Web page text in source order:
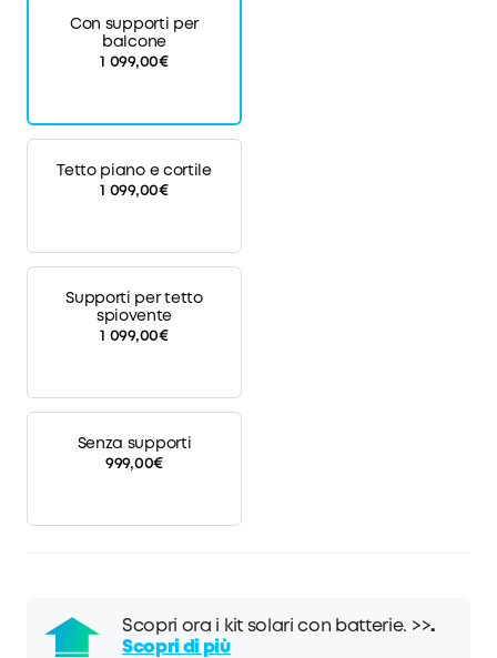
Con supporti per
balcone
1 099,00€
Tetto piano e cortile
1 099,00€
Supporti per tetto
spiovente
1 099,00€
Senza supporti
999,00€
Scopri ora i kit solari con batterie. >>.
Scopri di più